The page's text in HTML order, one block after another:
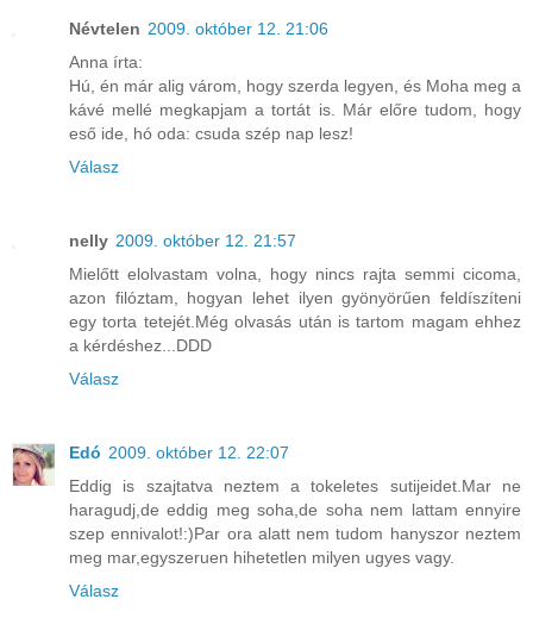
Névtelen 2009. október 12. 21:06
Anna írta:
Hú, én már alig várom, hogy szerda legyen, és Moha meg a
kávé mellé megkapjam a tortát is. Már előre tudom, hogy
eső ide, hó oda: csuda szép nap lesz!
Válasz
nelly 2009. október 12. 21:57
Mielőtt elolvastam volna, hogy nincs rajta semmi cicoma,
azon filóztam, hogyan lehet ilyen gyönyörűen feldíszíteni
egy torta tetejét.Még olvasás után is tartom magam ehhez
a kérdéshez...DDD
Válasz
Edó 2009. október 12. 22:07
Eddig is szajtatva neztem a tokeletes sutijeidet.Mar ne
haragudj,de eddig meg soha,de soha nem lattam ennyire
szep ennivalot!:)Par ora alatt nem tudom hanyszor neztem
meg mar,egyszeruen hihetetlen milyen ugyes vagy.
Válasz